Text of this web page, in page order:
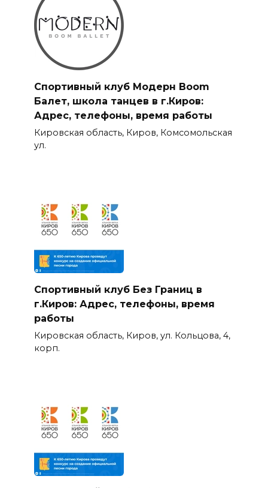
Спортивный клуб Модерн Boom
Балет, школа танцев в г.Киров:
Адрес, телефоны, время работы
Кировская область, Киров, Комсомольская
ул.
Спортивный клуб Без Границ в
г.Киров: Адрес, телефоны, время
работы
Кировская область, Киров, ул. Кольцова, 4,
корп.